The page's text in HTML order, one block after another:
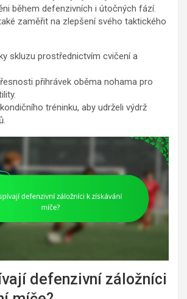
během defenzivních i útočných fází.
zaměřit na zlepšení svého taktického
skluzu prostřednictvím cvičení a
přihrávek oběma nohama pro
tréninku, aby udrželi výdrž
defenzivní záložníci